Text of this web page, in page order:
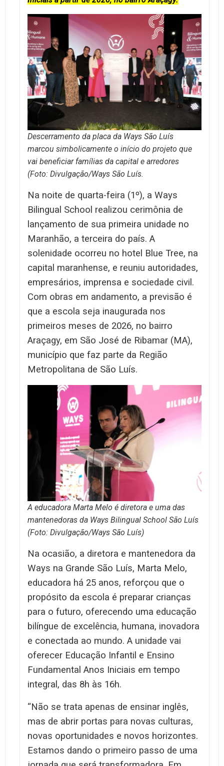
Descerramento da placa da Ways São Luís
marcou simbolicamente o início do projeto que
vai beneficiar famílias da capital e arredores
(Foto: Divulgação/Ways São Luís.
Na noite de quarta-feira (1º), a Ways
Bilingual School realizou cerimônia de
lançamento de sua primeira unidade no
Maranhão, a terceira do país. A
solenidade ocorreu no hotel Blue Tree, na
capital maranhense, e reuniu autoridades,
empresários, imprensa e sociedade civil.
Com obras em andamento, a previsão é
que a escola seja inaugurada nos
primeiros meses de 2026, no bairro
Araçagy, em São José de Ribamar (MA),
município que faz parte da Região
Metropolitana de São Luís.
A educadora Marta Melo é diretora e uma das
mantenedoras da Ways Bilingual School São Luís
(Foto: Divulgação/Ways São Luís)
Na ocasião, a diretora e mantenedora da
Ways na Grande São Luís, Marta Melo,
educadora há 25 anos, reforçou que o
propósito da escola é preparar crianças
para o futuro, oferecendo uma educação
bilíngue de excelência, humana, inovadora
e conectada ao mundo. A unidade vai
oferecer Educação Infantil e Ensino
Fundamental Anos Iniciais em tempo
integral, das 8h às 16h.
“Não se trata apenas de ensinar inglês,
mas de abrir portas para novas culturas,
novas oportunidades e novos horizontes.
Estamos dando o primeiro passo de uma